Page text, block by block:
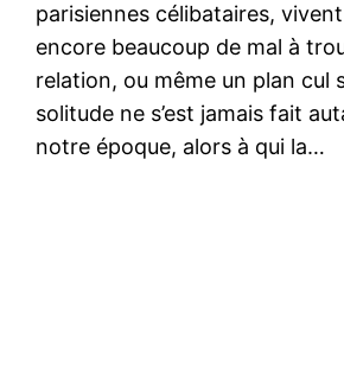
parisiennes célibataires,
encore beaucoup de mal à
relation, ou même un plan cul
solitude ne s’est jamais fait
notre époque, alors à qui la…